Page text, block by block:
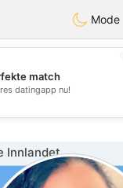
SvenskaDating
Mode
match
datingapp nu!
Innlandet